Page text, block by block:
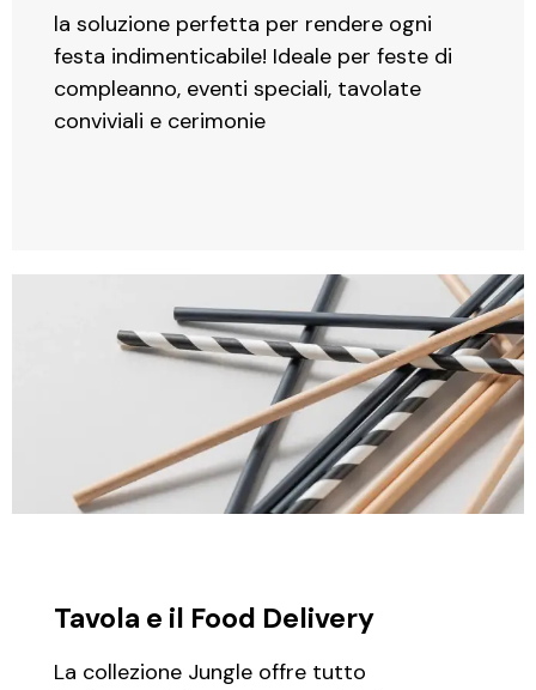
la soluzione perfetta per rendere ogni
festa indimenticabile! Ideale per feste di
compleanno, eventi speciali, tavolate
conviviali e cerimonie
Tavola e il Food Delivery
La collezione Jungle offre tutto